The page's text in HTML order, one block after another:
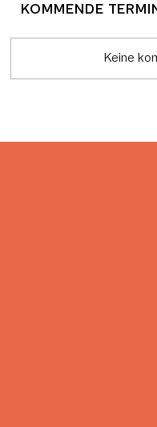
KOMMENDE
Keine